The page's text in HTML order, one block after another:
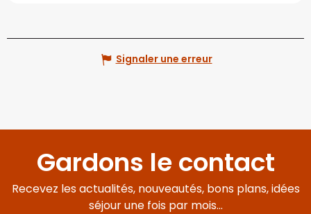
Signaler une erreur
Gardons le contact
Recevez les actualités, nouveautés, bons plans, idées
séjour une fois par mois...